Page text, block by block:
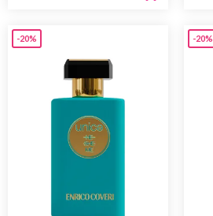
-20% -20%